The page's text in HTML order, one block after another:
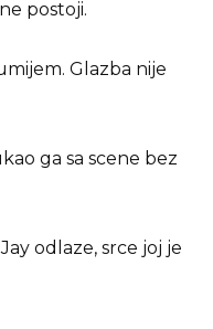
postoji.
Glazba nije
ga sa scene bez
odlaze, srce joj je